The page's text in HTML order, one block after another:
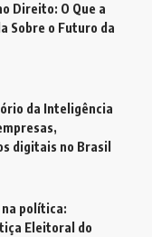
Direito: O Que a
Sobre o Futuro da
da Inteligência
digitais no Brasil
política:
Eleitoral do